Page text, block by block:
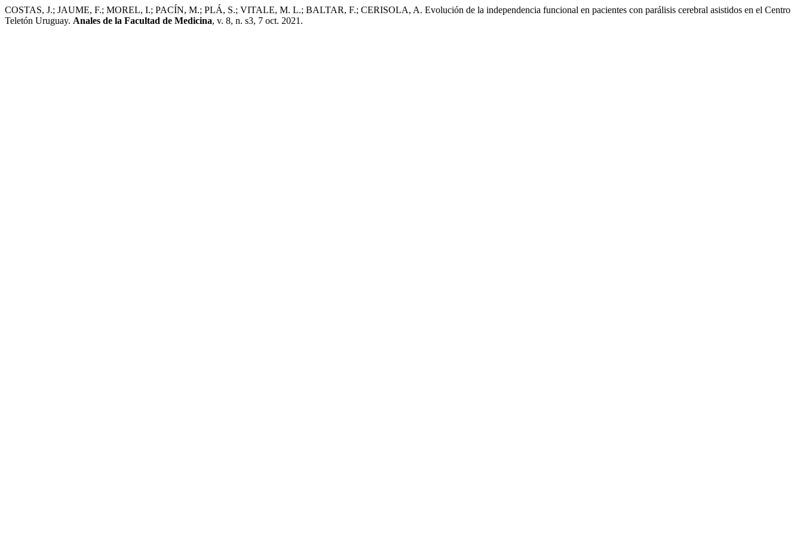
COSTAS, J.; JAUME, F.; MOREL, I.; PACÍN, M.; PLÁ, S.; VITALE, M. L.; BALTAR, F.; CERISOLA, A. Evolución de la independencia funcional en pacientes con parálisis cerebral asistidos en el Centro
Teletón Uruguay. Anales de la Facultad de Medicina, v. 8, n. s3, 7 oct. 2021.